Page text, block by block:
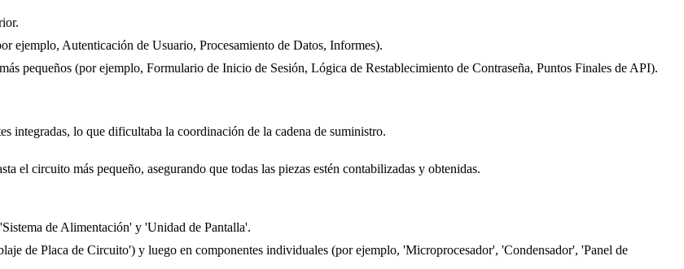
ejemplo, Autenticación de Usuario, Procesamiento de Datos, Informes).
pequeños (por ejemplo, Formulario de Inicio de Sesión, Lógica de Restablecimiento de Contraseña, Puntos Finales de API).
integradas, lo que dificultaba la coordinación de la cadena de suministro.
el circuito más pequeño, asegurando que todas las piezas estén contabilizadas y obtenidas.
de Alimentación' y 'Unidad de Pantalla'.
de Placa de Circuito') y luego en componentes individuales (por ejemplo, 'Microprocesador', 'Condensador', 'Panel de